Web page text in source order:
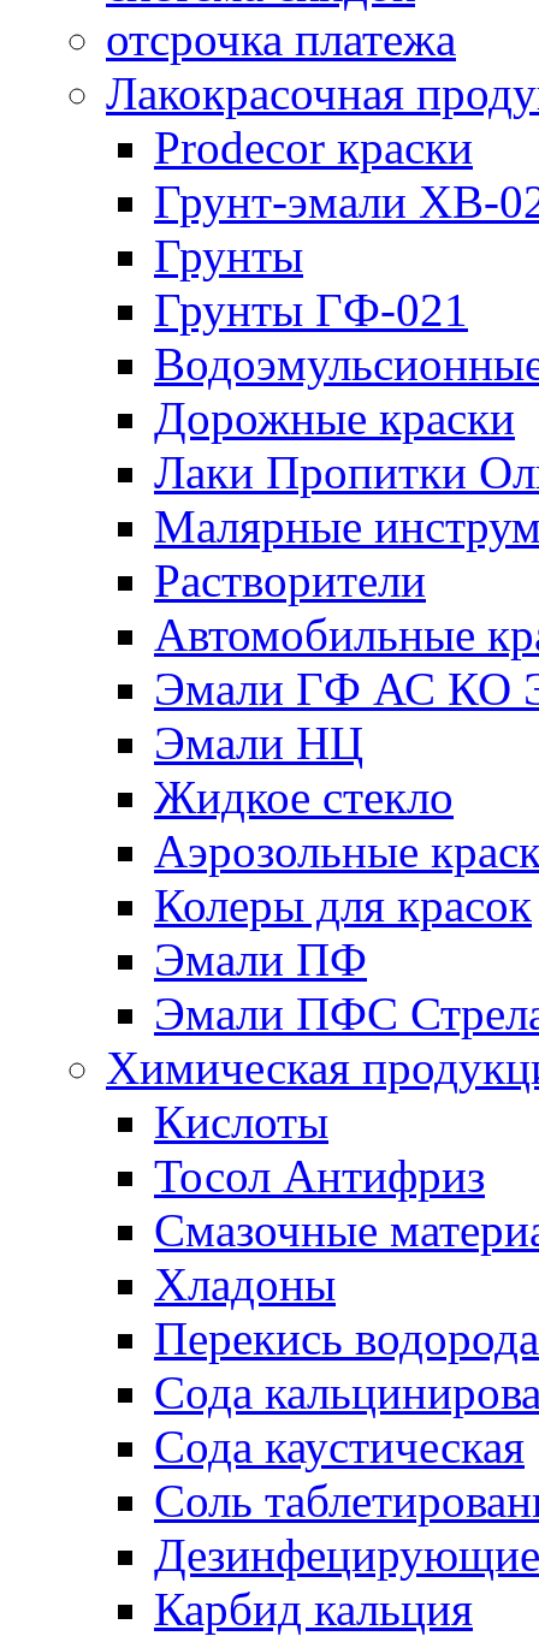
отсрочка платежа
Лакокрасочная
Prodecor краски
Грунт-эмали ХВ-
Грунты
Грунты ГФ-021
Дорожные краски
Лаки Пропитки
Малярные
Растворители
Автомобильные
Эмали ГФ АС КО
Эмали НЦ
Жидкое стекло
Аэрозольные
Колеры для красок
Эмали ПФ
Эмали ПФС
Химическая
Кислоты
Тосол Антифриз
Смазочные
Хладоны
Перекись водорода
Сода
Сода каустическая
Соль
Дезинфецирующие
Карбид кальция